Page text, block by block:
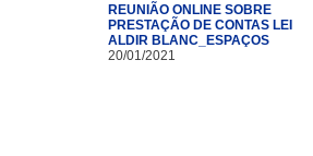
REUNIÃO ONLINE SOBRE
PRESTAÇÃO DE CONTAS LEI
ALDIR BLANC_ESPAÇOS
20/01/2021